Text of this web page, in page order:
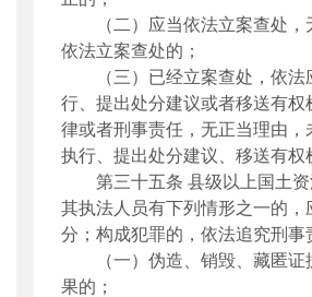
（二）应当依法立案查处
依法立案查处的；
（三）已经立案查处，依
行、提出处分建议或者移送有权
律或者刑事责任，无正当理由，
执行、提出处分建议、移送有权
第三十五条 县级以上国土
其执法人员有下列情形之一的，
分；构成犯罪的，依法追究刑事
（一）伪造、销毁、藏匿
果的；